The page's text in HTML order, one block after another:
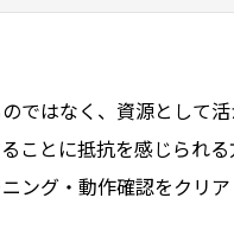
ではなく、資源として活
ことに抵抗を感じられ
ング・動作確認をクリ